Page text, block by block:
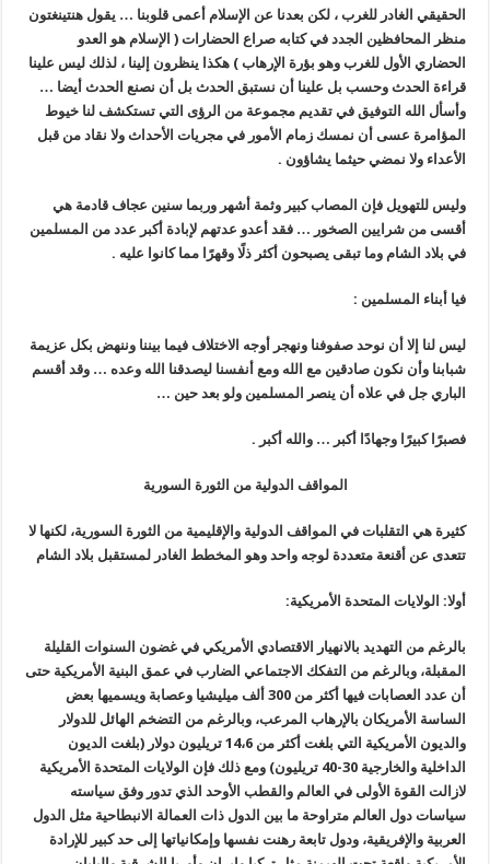
الحقيقي الغادر للغرب ، لكن بعدنا عن الإسلام أعمى قلوبنا … يقول هنتينغتون
منظر المحافظين الجدد في كتابه صراع الحضارات ( الإسلام هو العدو
الحضاري الأول للغرب وهو بؤرة الإرهاب ) هكذا ينظرون إلينا ، لذلك ليس علينا
قراءة الحدث وحسب بل علينا أن نستبق الحدث بل أن نصنع الحدث أيضا …
وأسأل الله التوفيق في تقديم مجموعة من الرؤى التي تستكشف لنا خيوط
المؤامرة عسى أن نمسك زمام الأمور في مجريات الأحداث ولا نقاد من قبل
الأعداء ولا نمضي حيثما يشاؤون .
وليس للتهويل فإن المصاب كبير وثمة أشهر وربما سنين عجاف قادمة هي
أقسى من شرايين الصخور … فقد أعدو عدتهم لإبادة أكبر عدد من المسلمين
في بلاد الشام وما تبقى يصبحون أكثر ذلًا وقهرًا مما كانوا عليه .
فيا أبناء المسلمين :
ليس لنا إلا أن نوحد صفوفنا ونهجر أوجه الاختلاف فيما بيننا وننهض بكل عزيمة
شبابنا وأن نكون صادقين مع الله ومع أنفسنا ليصدقنا الله وعده … وقد أقسم
الباري جل في علاه أن ينصر المسلمين ولو بعد حين …
فصبرًا كبيرًا وجهادًا أكبر … والله أكبر .
المواقف الدولية من الثورة السورية
كثيرة هي التقلبات في المواقف الدولية والإقليمية من الثورة السورية، لكنها لا
تتعدى عن أقنعة متعددة لوجه واحد وهو المخطط الغادر لمستقبل بلاد الشام
أولا: الولايات المتحدة الأمريكية:
بالرغم من التهديد بالانهيار الاقتصادي الأمريكي في غضون السنوات القليلة
المقبلة، وبالرغم من التفكك الاجتماعي الضارب في عمق البنية الأمريكية حتى
أن عدد العصابات فيها أكثر من 300 ألف ميليشيا وعصابة ويسميها بعض
الساسة الأمريكان بالإرهاب المرعب، وبالرغم من التضخم الهائل للدولار
والديون الأمريكية التي بلغت أكثر من 14،6 تريليون دولار (بلغت الديون
الداخلية والخارجية 30-40 تريليون) ومع ذلك فإن الولايات المتحدة الأمريكية
لازالت القوة الأولى في العالم والقطب الأوحد الذي تدور وفق سياسته
سياسات دول العالم متراوحة ما بين الدول ذات العمالة الانبطاحية مثل الدول
العربية والإفريقية، ودول تابعة رهنت نفسها وإمكانياتها إلى حد كبير للإرادة